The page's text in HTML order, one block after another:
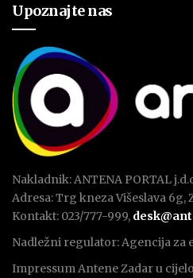
Upoznajte nas
Nakladnik: ANTENA PORTAL
Adresa: Trg kneza Višeslava 6g,
Kontakt: 023/777-999,
Nadležni regulator: Agencija za
Impressum Antene Zadar u